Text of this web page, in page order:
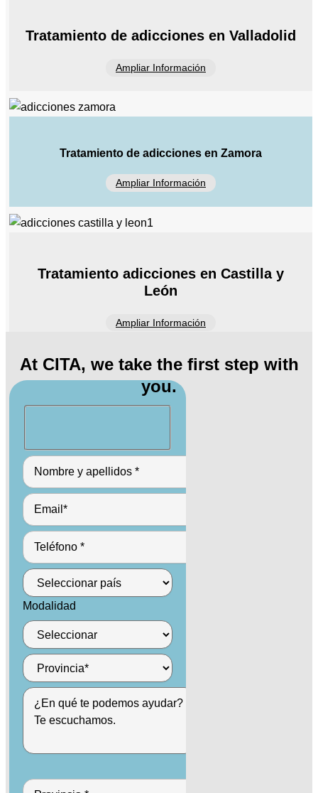
Tratamiento de adicciones en Valladolid
Ampliar Información
Tratamiento de adicciones en Zamora
Ampliar Información
Tratamiento adicciones en Castilla y
León
Ampliar Información
At CITA, we take the first step with
you.
Modalidad